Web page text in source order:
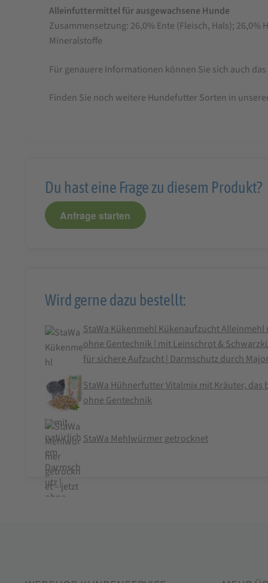
Alleinfuttermittel für ausgewachsene Hunde
Zusammensetzung: 26,0% Ente (Fleisch, Hals);
Mineralstoffe
Für genauere Informationen können Sie sich auch das
Finden Sie noch weitere Hundefutter Sorten in
Du hast eine Frage zu diesem Produkt?
Anfrage starten
Wird gerne dazu bestellt:
StaWa Kükenmehl Kükenaufzucht
ohne Gentechnik | mit Leinschrot &
für sichere Aufzucht | Darmschutz durch
StaWa Hühnerfutter Vitalmix mit Kräuter,
ohne Gentechnik
StaWa Mehlwürmer getrocknet